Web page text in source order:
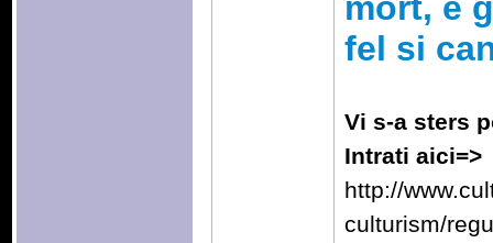
fel si
Vi s-a sters
Intrati aici=>
http://
culturism/